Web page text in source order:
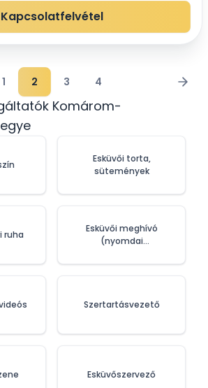
melyek műemlékként díszíti...
Kapcsolatfelvétel
1 2 3 4
Komárom-
ruha
Esküvői torta,
sütemények
Esküvői meghívó
(nyomdai
Szertartásvezető
Esküvőszervező